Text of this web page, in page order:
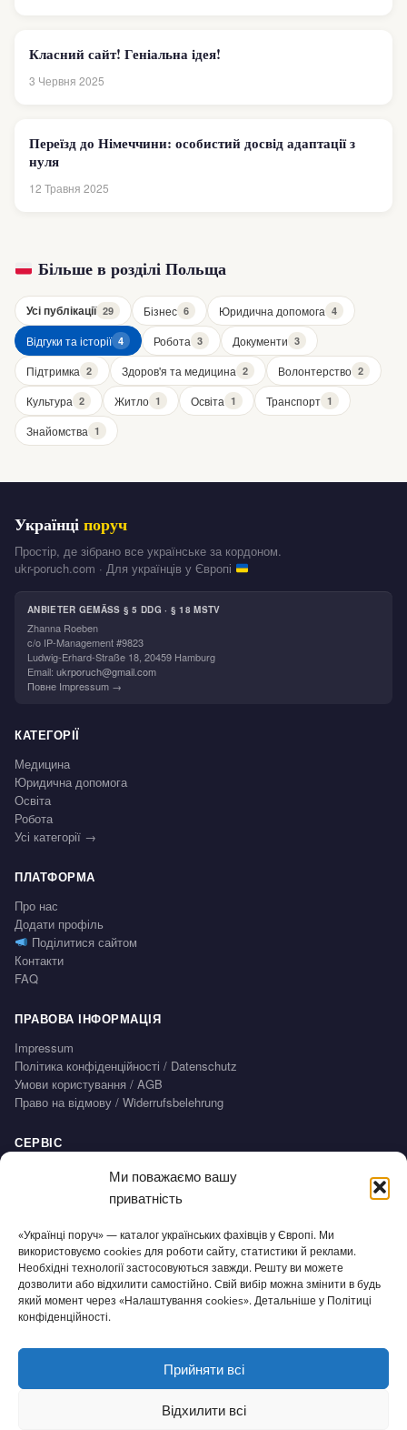
Ми поважаємо вашу
приватність
«Українці поруч» — каталог українських фахівців у Європі. Ми
використовуємо cookies для роботи сайту, статистики й реклами.
Необхідні технології застосовуються завжди. Решту ви можете
дозволити або відхилити самостійно. Свій вибір можна змінити в будь
який момент через «Налаштування cookies». Детальніше у Політиці
конфіденційності.
Прийняти всі
Відхилити всі
Класний сайт! Геніальна ідея!
3 Червня 2025
Переїзд до Німеччини: особистий досвід адаптації з
нуля
12 Травня 2025
Більше в розділі Польща
Усі публікації 29 Бізнес 6 Юридична допомога 4
Відгуки та історії 4 Робота 3 Документи 3
Підтримка 2 Здоров'я та медицина 2 Волонтерство 2
Культура 2 Житло 1 Освіта 1 Транспорт 1
Знайомства 1
Українціпоруч
Простір, де зібрано все українське за кордоном.
ukr-poruch.com · Для українців у Європі
ANBIETER GEMÄSS § 5 DDG · § 18 MSTV
Zhanna Roeben
c/o IP-Management #9823
Ludwig-Erhard-Straße 18, 20459 Hamburg
Email: ukrporuch@gmail.com
Повне Impressum →
КАТЕГОРІЇ
Медицина
Юридична допомога
Освіта
Робота
Усі категорії →
ПЛАТФОРМА
Про нас
Додати профіль
Поділитися сайтом
Контакти
FAQ
ПРАВОВА ІНФОРМАЦІЯ
Impressum
Політика конфіденційності / Datenschutz
Умови користування / AGB
Право на відмову / Widerrufsbelehrung
СЕРВІС
© 2026 Українці поруч · Зроблено з
для нашої спільноти
ukrporuch@gmail.com